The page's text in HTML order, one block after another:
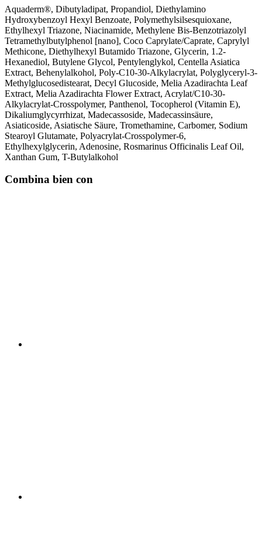
Aquaderm®, Dibutyladipat, Propandiol, Diethylamino
Hydroxybenzoyl Hexyl Benzoate, Polymethylsilsesquioxane,
Ethylhexyl Triazone, Niacinamide, Methylene Bis-Benzotriazolyl
Tetramethylbutylphenol [nano], Coco Caprylate/Caprate, Caprylyl
Methicone, Diethylhexyl Butamido Triazone, Glycerin, 1.2-
Hexanediol, Butylene Glycol, Pentylenglykol, Centella Asiatica
Extract, Behenylalkohol, Poly-C10-30-Alkylacrylat, Polyglyceryl-3-
Methylglucosedistearat, Decyl Glucoside, Melia Azadirachta Leaf
Extract, Melia Azadirachta Flower Extract, Acrylat/C10-30-
Alkylacrylat-Crosspolymer, Panthenol, Tocopherol (Vitamin E),
Dikaliumglycyrrhizat, Madecassoside, Madecassinsäure,
Asiaticoside, Asiatische Säure, Tromethamine, Carbomer, Sodium
Stearoyl Glutamate, Polyacrylat-Crosspolymer-6,
Ethylhexylglycerin, Adenosine, Rosmarinus Officinalis Leaf Oil,
Xanthan Gum, T-Butylalkohol
Combina bien con